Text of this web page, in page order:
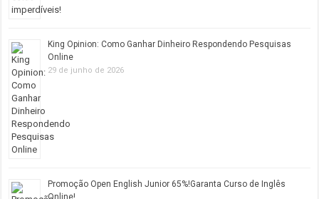
King Opinion: Como Ganhar Dinheiro Respondendo Pesquisas
Online
29 de junho de 2026
Promoção Open English Junior 65%!Garanta Curso de Inglês